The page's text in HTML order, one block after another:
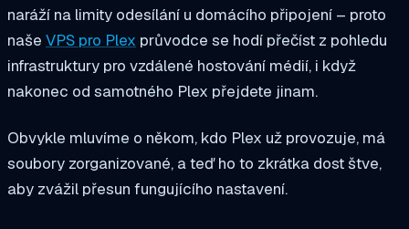
naráží na limity odesílání u domácího připojení – proto
naše VPS pro Plex průvodce se hodí přečíst z pohledu
infrastruktury pro vzdálené hostování médií, i když
nakonec od samotného Plex přejdete jinam.
Obvykle mluvíme o někom, kdo Plex už provozuje, má
soubory zorganizované, a teď ho to zkrátka dost štve,
aby zvážil přesun fungujícího nastavení.